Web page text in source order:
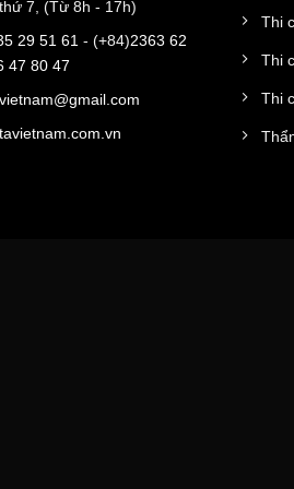
7, (Từ 8h - 17h)
29 51 61 - (+84)2363 62
47 80 47
Thi
Thi
Thi